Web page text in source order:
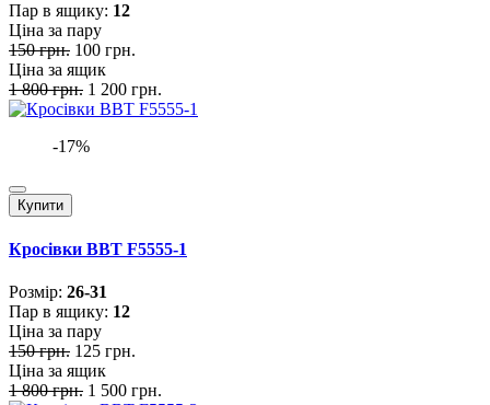
Пар в ящику: 12
Ціна за пару
150 грн. 100 грн.
Ціна за ящик
1 800 грн. 1 200 грн.
-17%
Купити
Кросівки BBT F5555-1
Розмiр: 26-31
Пар в ящику: 12
Ціна за пару
150 грн. 125 грн.
Ціна за ящик
1 800 грн. 1 500 грн.